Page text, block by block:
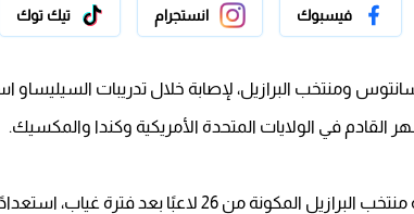
فيسبوك انستجرام تيك توك
ومنتخب البرازيل، لإصابة خلال تدريبات
القادم في الولايات المتحدة الأمريكية وكندا والمكسيك.
وكان نيمار قد عاد إلى قائمة منتخب البرازيل المكونة